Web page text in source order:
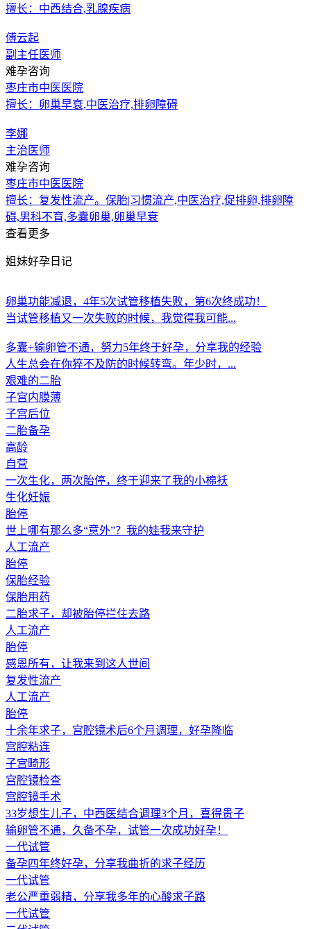
擅长：中西结合,乳腺疾病
傅云起
副主任医师
难孕咨询
枣庄市中医医院
擅长：卵巢早衰,中医治疗,排卵障碍
李娜
主治医师
难孕咨询
枣庄市中医医院
擅长：复发性流产。保胎|习惯流产,中医治疗,促排卵,排卵障
碍,男科不育,多囊卵巢,卵巢早衰
查看更多
姐妹好孕日记
卵巢功能减退，4年5次试管移植失败，第6次终成功！
当试管移植又一次失败的时候，我觉得我可能...
多囊+输卵管不通，努力5年终于好孕，分享我的经验
人生总会在你猝不及防的时候转弯。年少时，...
艰难的二胎
子宫内膜薄
子宫后位
二胎备孕
高龄
自营
一次生化，两次胎停，终于迎来了我的小棉袄
生化妊娠
胎停
世上哪有那么多“意外”？我的娃我来守护
人工流产
胎停
保胎经验
保胎用药
二胎求子，却被胎停拦住去路
人工流产
胎停
感恩所有，让我来到这人世间
复发性流产
人工流产
胎停
十余年求子，宫腔镜术后6个月调理，好孕降临
宫腔粘连
子宫畸形
宫腔镜检查
宫腔镜手术
33岁想生儿子，中西医结合调理3个月，喜得贵子
输卵管不通，久备不孕，试管一次成功好孕！
一代试管
备孕四年终好孕，分享我曲折的求子经历
一代试管
老公严重弱精，分享我多年的心酸求子路
一代试管